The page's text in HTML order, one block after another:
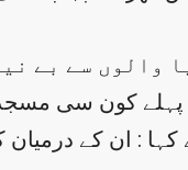
سے بے
کون سی مسجد
: ان کے